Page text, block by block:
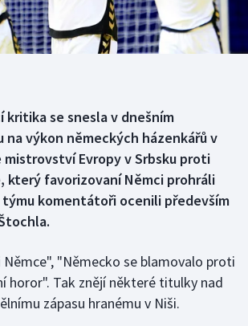
kritika se snesla v dnešním
na výkon německých házenkářů v
mistrovství Evropy v Srbsku proti
který favorizovaní Němci prohráli
týmu komentátoři ocenili především
"Německo se blamovalo proti
horor". Tak znějí některé titulky nad
zápasu hranému v Niši.